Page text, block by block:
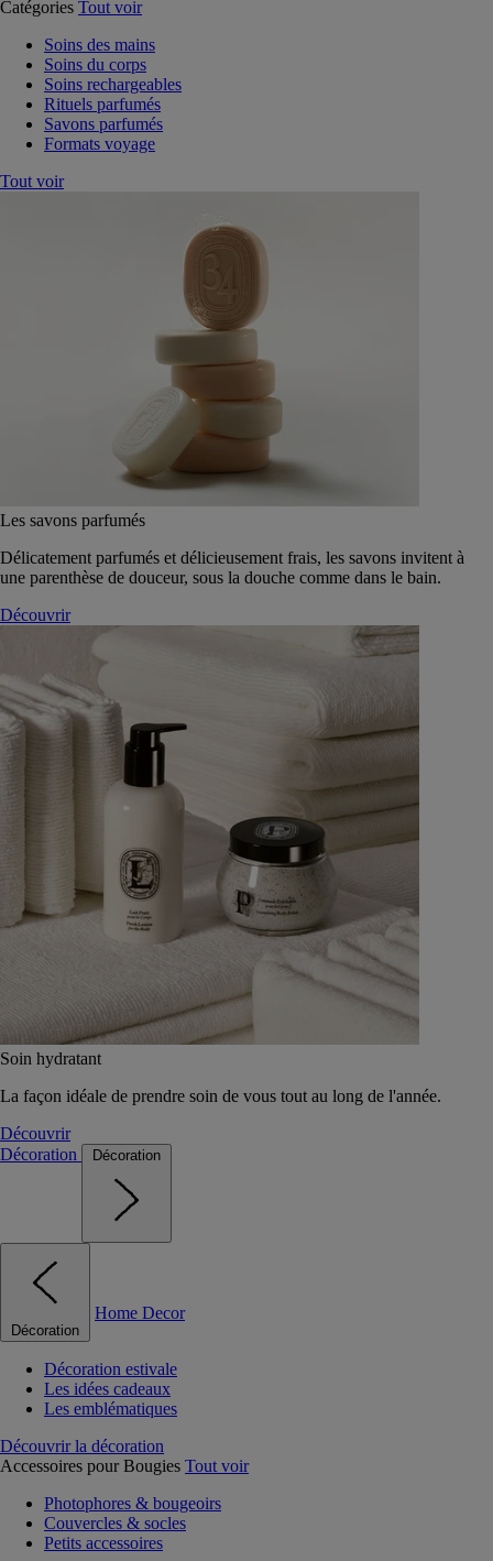
Catégories Tout voir
Soins des mains
Soins du corps
Soins rechargeables
Rituels parfumés
Savons parfumés
Formats voyage
Tout voir
Les savons parfumés
Délicatement parfumés et délicieusement frais, les savons invitent à
une parenthèse de douceur, sous la douche comme dans le bain.
Découvrir
Soin hydratant
La façon idéale de prendre soin de vous tout au long de l'année.
Découvrir
Décoration
Décoration
Décoration
Home Decor
Décoration estivale
Les idées cadeaux
Les emblématiques
Découvrir la décoration
Accessoires pour Bougies Tout voir
Photophores & bougeoirs
Couvercles & socles
Petits accessoires